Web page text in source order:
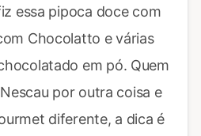
essa pipoca doce com
Chocolatto e várias
em pó. Quem
por outra coisa e
diferente, a dica é